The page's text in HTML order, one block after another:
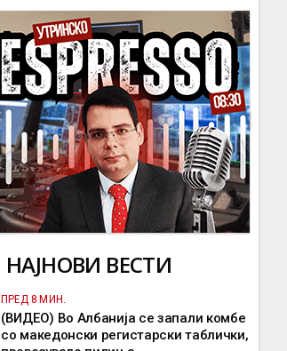
НАЈНОВИ ВЕСТИ
ПРЕД 8 МИН.
(ВИДЕО) Во Албанија се запали комбе
со македонски регистарски таблички,